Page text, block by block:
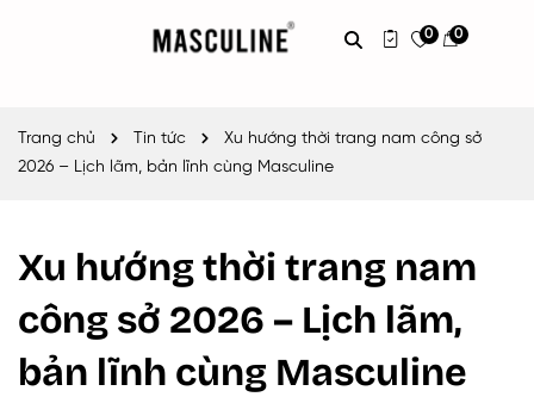
0 0
Trang chủ Tin tức
Xu hướng thời trang nam công sở
2026 – Lịch lãm, bản lĩnh cùng Masculine
Xu hướng thời trang nam
công sở 2026 – Lịch lãm,
bản lĩnh cùng Masculine